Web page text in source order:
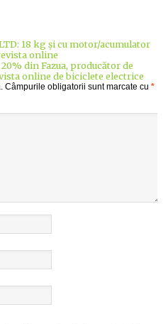
18 kg și cu motor/acumulator
online
din Fazua, producător de
online de biciclete electrice
Câmpurile obligatorii sunt marcate cu *